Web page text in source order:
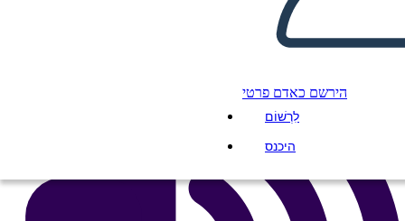
הירשם כאדם פרטי
לִרְשׁוֹם
היכנס